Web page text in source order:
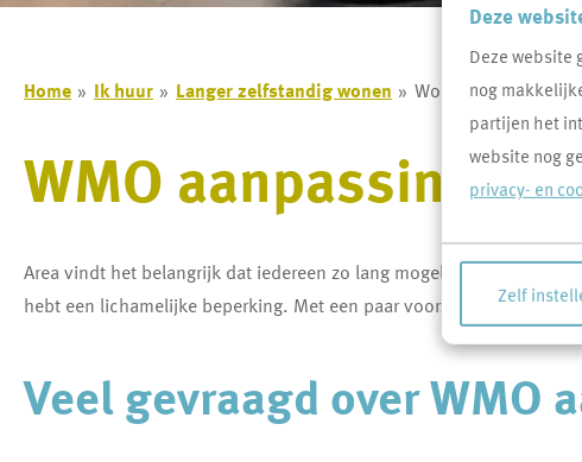
Deze
Deze website
nog
partijen het
website nog
privacy- en
Zelf
Home Ik huur Langer zelfstandig wonen Woning
WMO aanpassingen
Area vindt het belangrijk dat iedereen zo lang mogelijk in de eigen
hebt een lichamelijke beperking. Met een paar voorzieningen kun
Veel gevraagd over WMO